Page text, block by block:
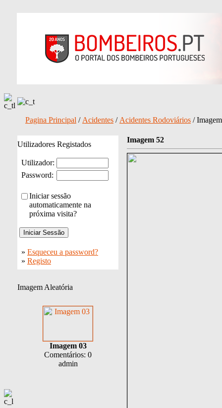
Pagina Principal / Acidentes / Acidentes Rodoviários /
Utilizadores Registados
Utilizador:
Password:
Iniciar sessão
automaticamente na
próxima visita?
» Esqueceu a password?
» Registo
Imagem Aleatória
Imagem 03
Comentários: 0
admin
Imagem 52